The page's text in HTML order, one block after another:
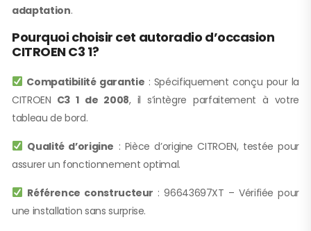
adaptation.
Pourquoi choisir cet autoradio d’occasion
CITROEN C3 1?
Compatibilité garantie : Spécifiquement conçu pour la
CITROEN C3 1 de 2008, il s’intègre parfaitement à votre
tableau de bord.
Qualité d’origine : Pièce d’origine CITROEN, testée pour
assurer un fonctionnement optimal.
Référence constructeur : 96643697XT – Vérifiée pour
une installation sans surprise.